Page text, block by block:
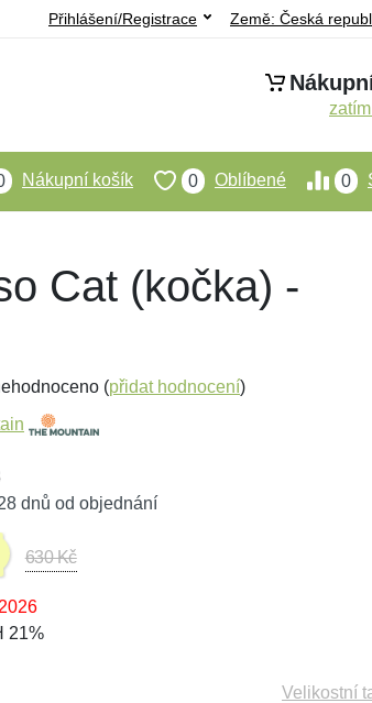
Země: Česká
Přihlášení/Registrace
0
0 Oblíbené
Nákupní košík
Cat (kočka) -
(přidat hodnocení)
dnů od objednání
630 Kč
21%
Velikostní